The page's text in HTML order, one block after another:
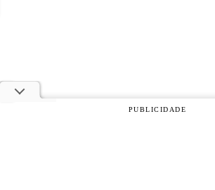
PUBLICIDADE